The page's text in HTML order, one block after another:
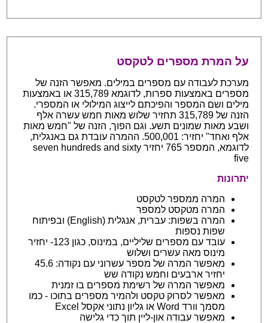
על המרת מספרים לטקסט
מערכת לעבודה עם מספרים במילים. מאפשר הזנה של
מספרים באמצעות ספרות, לדוגמא 315,789 או באמצעות
מילים ושם המספר והפיכתם לייצוג המילולי או המספרי.
הזנה של 315,789 תחזיר שלוש מאות חמש עשרה אלף
ושבע מאות שמונים תשע. וגם הפוך, הזנה של "חמש מאות
אלף ואחד" יחזיר: 500,001. ההמרה עובדת גם באנגלית,
לדוגמא, המספר 765 יחזיר seven hundreds and sixty
five
יתרונות
המרה ממספר לטקסט
המרה מטקסט למספר
המרה בשפות: עברית, אנגלית (English) ובפיתוח
שפות נספות
עובד עם מספרים שליליים, במינוס, כגון 123- יחזיר
מינוס מאה עשרים ושלוש
מאפשר המרה של מספר עשרוני עם נקודה: 45.6
יחזיר ארבעים וחמש נקודה שש
מאפשר המרה של רשימת מספרים בו זמנית
מאפשר לסרוק טקסט ולהמיר מספרים בתוכו - כמו
מסמך וורד Word או גליון נתוני אקסל Excel
מאפשר עבודה און-ליין תוך כדי גלישה